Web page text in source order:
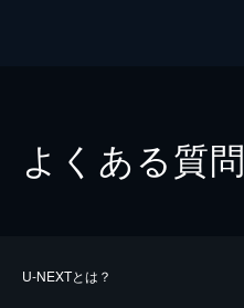
よくある質問
U-NEXTとは？